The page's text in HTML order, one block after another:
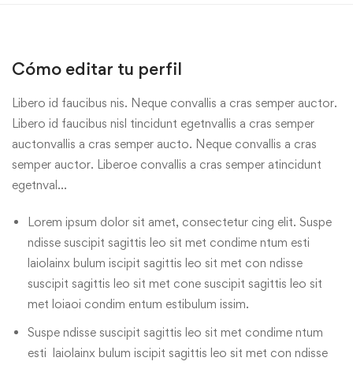
Cómo editar tu perfil
Libero id faucibus nis. Neque convallis a cras semper auctor.
Libero id faucibus nisl tincidunt egetnvallis a cras semper
auctonvallis a cras semper aucto. Neque convallis a cras
semper auctor. Liberoe convallis a cras semper atincidunt
egetnval…
Lorem ipsum dolor sit amet, consectetur cing elit. Suspe
ndisse suscipit sagittis leo sit met condime ntum esti
laiolainx bulum iscipit sagittis leo sit met con ndisse
suscipit sagittis leo sit met cone suscipit sagittis leo sit
met loiaoi condim entum estibulum issim.
Suspe ndisse suscipit sagittis leo sit met condime ntum
esti laiolainx bulum iscipit sagittis leo sit met con ndisse